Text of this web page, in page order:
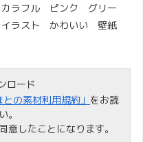
ラフル ピンク グリー
ラスト かわいい 壁紙
ロード
との素材利用規約」 をお読
。
意したことになります。